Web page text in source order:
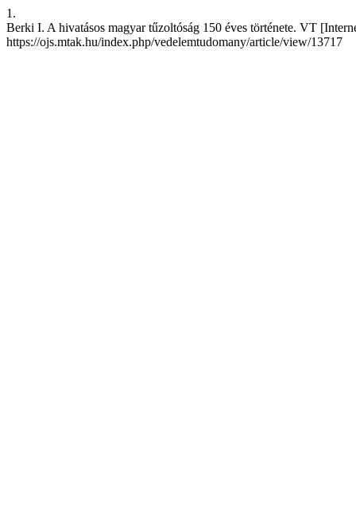
1.
Berki I. A hivatásos magyar tűzoltóság 150 éves története. VT
https://ojs.mtak.hu/index.php/vedelemtudomany/article/view/13717